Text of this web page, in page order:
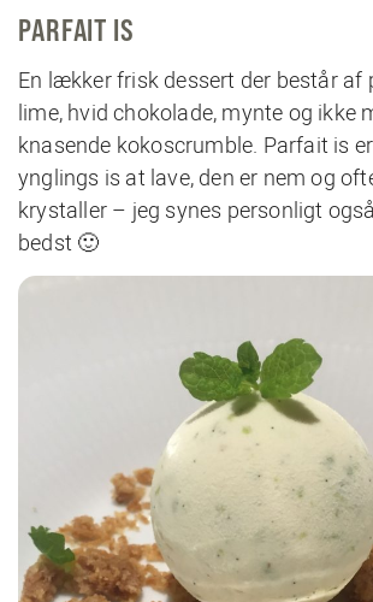
PARFAIT IS
En lækker frisk dessert der består af
lime, hvid chokolade, mynte og ikke
knasende kokoscrumble. Parfait is
ynglings is at lave, den er nem og
krystaller – jeg synes personligt
bedst 🙂